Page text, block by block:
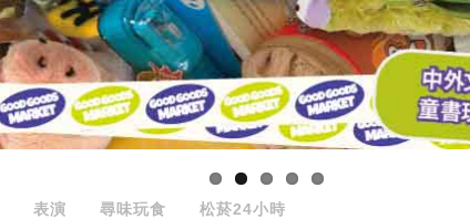
表演 尋味玩食 松菸24小時